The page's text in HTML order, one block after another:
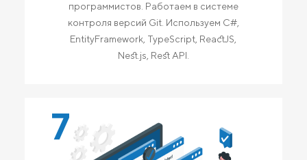
программистов. Работаем в системе
контроля версий Git. Используем C#,
EntityFramework, TypeScript, ReactJS,
Nest.js, Rest API.
7